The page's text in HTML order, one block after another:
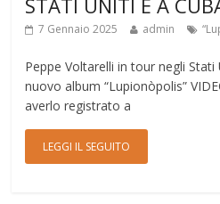
STATI UNITI E A
7 Gennaio 2025 admin
Peppe Voltarelli in tour negli
nuovo album “Lupionòpolis”
averlo registrato a
LEGGI IL SEGUITO